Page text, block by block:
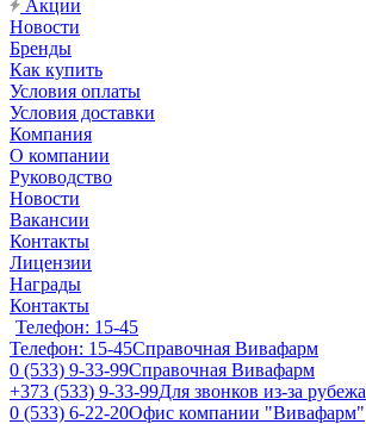
Акции
Новости
Бренды
Как купить
Условия оплаты
Условия доставки
Компания
О компании
Руководство
Новости
Вакансии
Контакты
Лицензии
Награды
Контакты
Телефон: 15-45
Телефон: 15-45Справочная Вивафарм
0 (533) 9-33-99Справочная Вивафарм
+373 (533) 9-33-99Для звонков из-за рубежа
0 (533) 6-22-20Офис компании "Вивафарм"